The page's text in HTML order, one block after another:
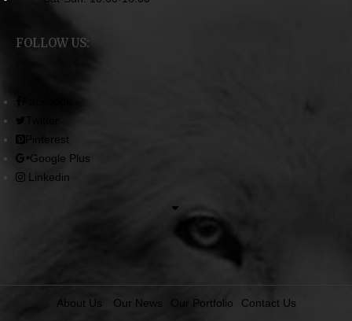
FOLLOW US:
Pinterest
Google Plus
Linkedin
About Us Our News Our Portfolio Contact Us